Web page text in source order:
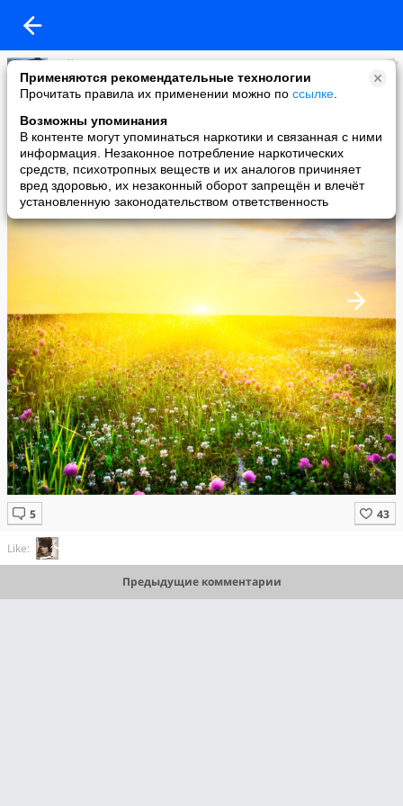
Применяются рекомендательные технологии
Прочитать правила их применении можно по ссылке
Возможны упоминания
В контенте могут упоминаться наркотики и связанная с ними
информация. Незаконное потребление наркотических
средств, психотропных веществ и их аналогов причиняет
вред здоровью, их незаконный оборот запрещён и влечёт
установленную законодательством ответственность
Тайна
added a photo
21 Jul в 21:57
Like:
Предыдущие комментарии